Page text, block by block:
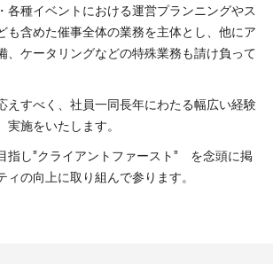
各種イベントにおける運営プランニングやス
も含めた催事全体の業務を主体とし、他にア
、ケータリングなどの特殊業務も請け負って
えすべく、社員一同長年にわたる幅広い経験
施をいたします。
指し”クライアントファースト” を念頭に掲
の向上に取り組んで参ります。